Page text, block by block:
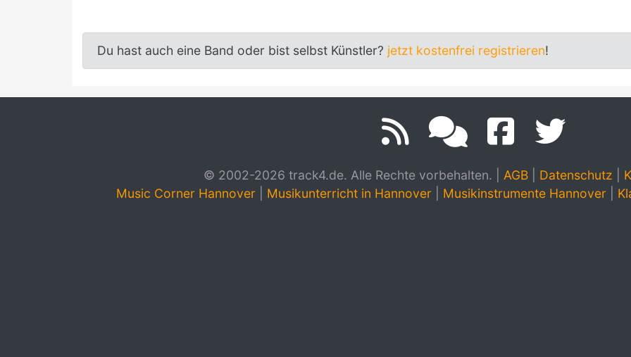
Du hast auch eine Band oder bist selbst Künstler? jetzt kostenfrei registrieren!
© 2002-2026 track4.de. Alle Rechte vorbehalten. AGB| Datenschutz
Music Corner Hannover
Musikunterricht in Hannover Musikinstrumente Hannover